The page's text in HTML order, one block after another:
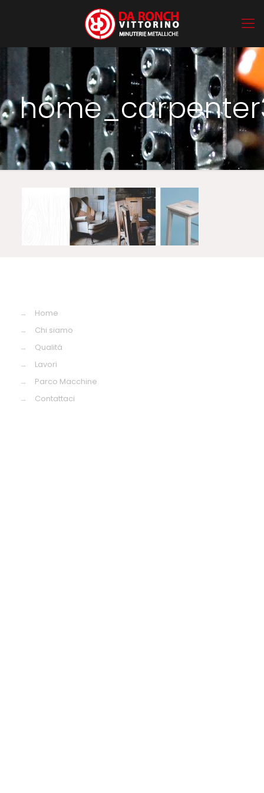
→
Home
→
Chi siamo
→
Qualitá
→
Lavori
→
Parco Macchine
→
Contattaci